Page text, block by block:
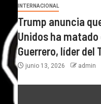
INTERNACIONAL
Trump anuncia
Unidos ha matado
Guerrero, líder del
junio 13, 2026 admin